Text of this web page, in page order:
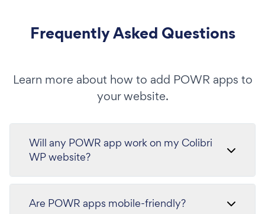
Frequently Asked Questions
Learn more about how to add POWR apps to
your website.
Will any POWR app work on my Colibri
WP website?
Are POWR apps mobile-friendly?